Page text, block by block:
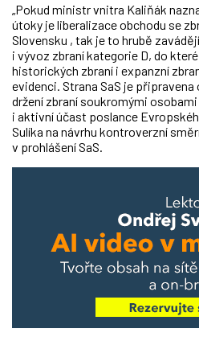
„Pokud ministr vnitra Kaliňák
útoky je liberalizace obchodu se
Slovensku , tak je to hrubě
i vývoz zbraní kategorie D, do
historických zbraní i expanzní
evidenci. Strana SaS je
držení zbraní soukromými
i aktivní účast poslance
Sulíka na návrhu kontroverzní
v prohlášení SaS.